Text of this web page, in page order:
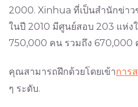
2000. Xinhua ที่เป็นสำนักข่าว
ในปี 2010 มีศูนย์สอบ 203 แห่ง
750,000 คน รวมถึง 670,000
คุณสามารถฝึกด้วยโดยเข้าการ
ๆ ระดับ.